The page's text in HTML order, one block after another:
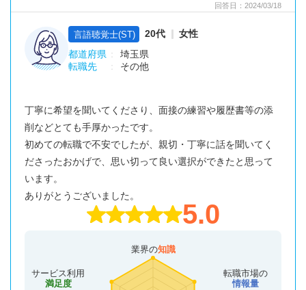
回答日：2024/03/18
言語聴覚士(ST) 20代
女性
都道府県
埼玉県
転職先
その他
丁寧に希望を聞いてくださり、面接の練習や履歴書等の添
削などとても手厚かったです。
初めての転職で不安でしたが、親切・丁寧に話を聞いてく
ださったおかげで、思い切って良い選択ができたと思って
います。
ありがとうございました。
5.0
業界の知識
転職市場の
情報量
サービス利用
満足度